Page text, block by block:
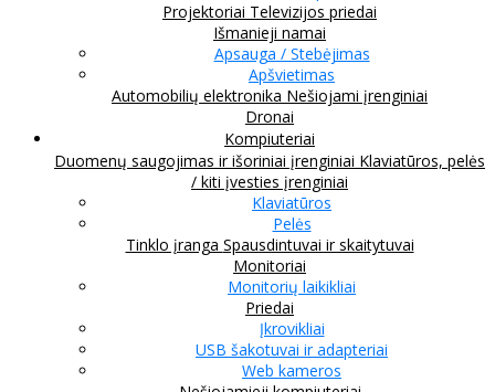
Projektoriai Televizijos priedai
Išmanieji namai
Apsauga / Stebėjimas
Apšvietimas
Automobilių elektronika Nešiojami įrenginiai
Dronai
Kompiuteriai
Duomenų saugojimas ir išoriniai įrenginiai Klaviatūros, pelės
/ kiti įvesties įrenginiai
Klaviatūros
Pelės
Tinklo įranga Spausdintuvai ir skaitytuvai
Monitoriai
Monitorių laikikliai
Priedai
Įkrovikliai
USB šakotuvai ir adapteriai
Web kameros